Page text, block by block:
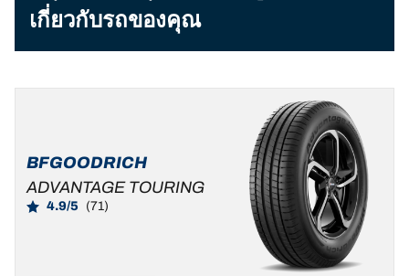
เกี่ยวกับรถของคุณ
BFGOODRICH
ADVANTAGE TOURING
4.9/5 (71)